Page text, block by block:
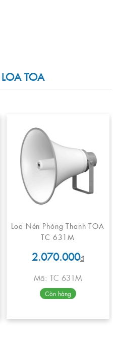
TOA
Loa Nén Phóng Thanh TOA
TC 631M
2.070.000₫
Mã: TC 631M
Còn hàng